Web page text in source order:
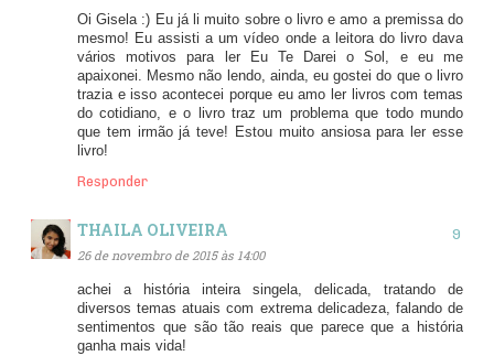
Oi Gisela :) Eu já li muito sobre o livro e amo a premissa do
mesmo! Eu assisti a um vídeo onde a leitora do livro dava
vários motivos para ler Eu Te Darei o Sol, e eu me
apaixonei. Mesmo não lendo, ainda, eu gostei do que o livro
trazia e isso acontecei porque eu amo ler livros com temas
do cotidiano, e o livro traz um problema que todo mundo
que tem irmão já teve! Estou muito ansiosa para ler esse
livro!
Responder
THAILA OLIVEIRA
26 de novembro de 2015 às 14:00
achei a história inteira singela, delicada, tratando de
diversos temas atuais com extrema delicadeza, falando de
sentimentos que são tão reais que parece que a história
ganha mais vida!